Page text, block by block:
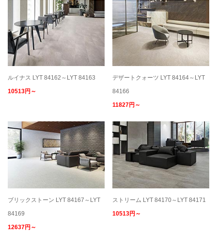
ルイナス LYT 84162～LYT 84163
10513円～
デザートクォーツ LYT 84164～LYT
84166
11827円～
ブリックストーン LYT 84167～LYT
84169
12637円～
ストリーム LYT 84170～LYT 84171
10513円～